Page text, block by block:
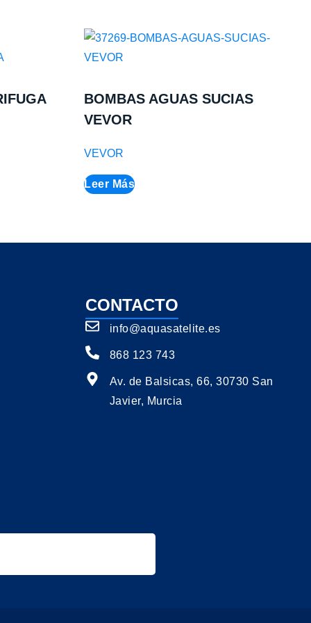
BOMBAS AGUAS SUCIAS
VEVOR
VEVOR
Leer Más
CONTACTO
info@aquasatelite.es
868 123 743
Av. de Balsicas, 66, 30730 San
Javier, Murcia